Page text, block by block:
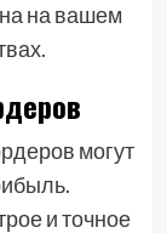
на вашем
могут
и точное